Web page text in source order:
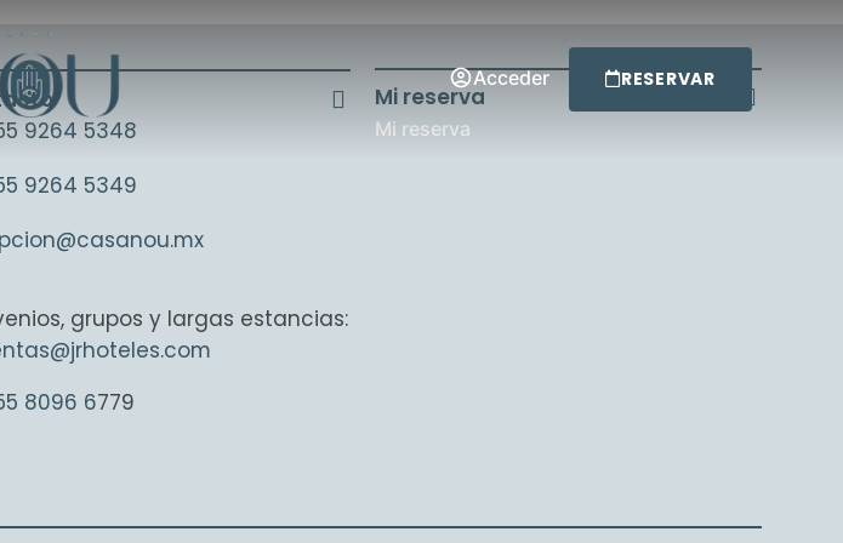
Acceder RESERVAR
9264 5348
9264 5349
grupos y largas estancias:
8096 6779
Mi reserva
Mi reserva